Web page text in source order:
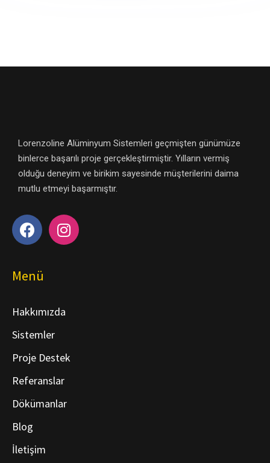
Lorenzoline Alüminyum Sistemleri geçmişten günümüze
binlerce başarılı proje gerçekleştirmiştir. Yılların vermiş
olduğu deneyim ve birikim sayesinde müşterilerini daima
mutlu etmeyi başarmıştır.
Menü
Hakkımızda
Sistemler
Proje Destek
Referanslar
Dökümanlar
Blog
İletişim